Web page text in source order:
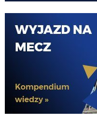
tak się robi mercato
09.08.2026 15:25
zatem Inter > Roma
HB
09.08.2026 15:19
Pavard to na pewno lepszy
Xucatlan 09.08.2026 15:13
Jednak nie wierzę, że ktoś się na
sporej odwagi i olbrzymiego
przyjąłby taką rolę. Przesunięcie